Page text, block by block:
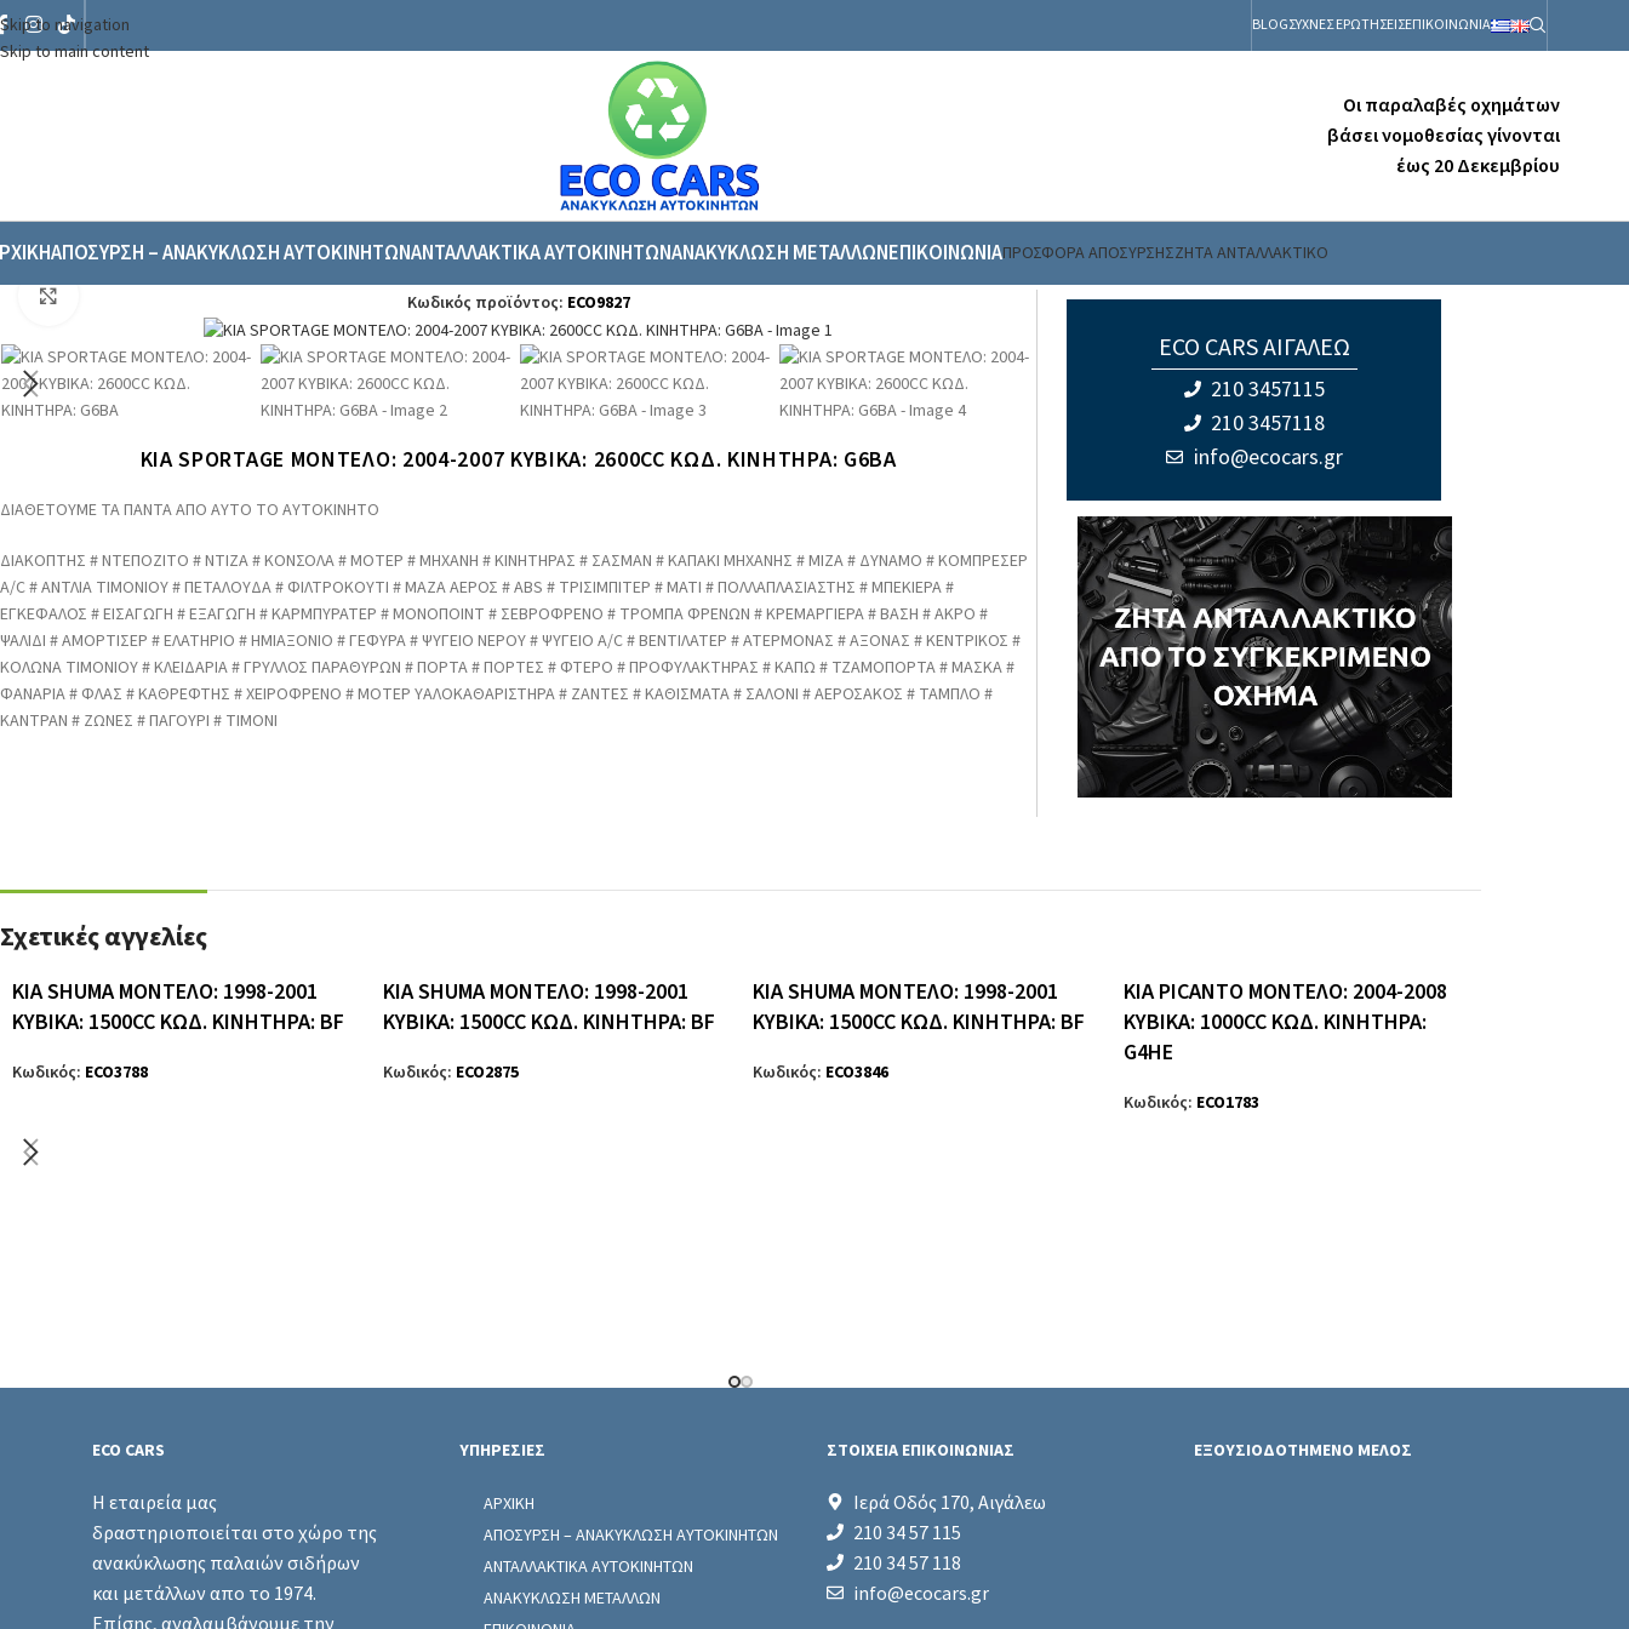
Skip to navigation
Skip to main content
BLOGΣΥΧΝΕΣ ΕΡΩΤΗΣΕΙΣΕΠΙΚΟΙΝΩΝΙΑ
Οι παραλαβές οχημάτων
βάσει νομοθεσίας γίνονται
έως 20 Δεκεμβρίου
ΑΠΟΣΥΡΣΗ – ΑΝΑΚΥΚΛΩΣΗ ΑΥΤΟΚΙΝΗΤΩΝΑΝΤΑΛΛΑΚΤΙΚΑ ΑΥΤΟΚΙΝΗΤΩΝΑΝΑΚΥΚΛΩΣΗ ΜΕΤΑΛΛΩΝΕΠΙΚΟΙΝΩΝΙΑΠΡΟΣΦΟΡΑ ΑΠΟΣΥΡΣΗΣΖΗΤΑ ΑΝΤΑΛΛΑΚΤΙΚΟ
Κωδικός προϊόντος: ECO9827
KIA SPORTAGE ΜΟΝΤΕΛΟ: 2004-2007 ΚΥΒΙΚΑ: 2600CC ΚΩΔ. ΚΙΝΗΤΗΡΑ: G6BA
ΔΙΑΘΕΤΟΥΜΕ ΤΑ ΠΑΝΤΑ ΑΠΟ ΑΥΤΟ ΤΟ ΑΥΤΟΚΙΝΗΤΟ
ΔΙΑΚΟΠΤΗΣ # ΝΤΕΠΟΖΙΤΟ # ΝΤΙΖΑ # ΚΟΝΣΟΛΑ # ΜΟΤΕΡ # ΜΗΧΑΝΗ # ΚΙΝΗΤΗΡΑΣ # ΣΑΣΜΑΝ # ΚΑΠΑΚΙ ΜΗΧΑΝΗΣ # ΜΙΖΑ # ΔΥΝΑΜΟ # ΚΟΜΠΡΕΣΕΡ
A/C # ΑΝΤΛΙΑ ΤΙΜΟΝΙΟΥ # ΠΕΤΑΛΟΥΔΑ # ΦΙΛΤΡΟΚΟΥΤΙ # ΜΑΖΑ ΑΕΡΟΣ # ABS # ΤΡΙΣΙΜΠΙΤΕΡ # ΜΑΤΙ # ΠΟΛΛΑΠΛΑΣΙΑΣΤΗΣ # ΜΠΕΚΙΕΡΑ #
ΕΓΚΕΦΑΛΟΣ # ΕΙΣΑΓΩΓΗ # ΕΞΑΓΩΓΗ # ΚΑΡΜΠΥΡΑΤΕΡ # ΜΟΝΟΠΟΙΝΤ # ΣΕΒΡΟΦΡΕΝΟ # ΤΡΟΜΠΑ ΦΡΕΝΩΝ # ΚΡΕΜΑΡΓΙΕΡΑ # ΒΑΣΗ # ΑΚΡΟ #
ΨΑΛΙΔΙ # ΑΜΟΡΤΙΣΕΡ # ΕΛΑΤΗΡΙΟ # ΗΜΙΑΞΟΝΙΟ # ΓΕΦΥΡΑ # ΨΥΓΕΙΟ ΝΕΡΟΥ # ΨΥΓΕΙΟ A/C # ΒΕΝΤΙΛΑΤΕΡ # ΑΤΕΡΜΟΝΑΣ # ΑΞΟΝΑΣ # ΚΕΝΤΡΙΚΟΣ #
ΚΟΛΩΝΑ ΤΙΜΟΝΙΟΥ # ΚΛΕΙΔΑΡΙΑ # ΓΡΥΛΛΟΣ ΠΑΡΑΘΥΡΩΝ # ΠΟΡΤΑ # ΠΟΡΤΕΣ # ΦΤΕΡΟ # ΠΡΟΦΥΛΑΚΤΗΡΑΣ # ΚΑΠΩ # ΤΖΑΜΟΠΟΡΤΑ # ΜΑΣΚΑ #
ΦΑΝΑΡΙΑ # ΦΛΑΣ # ΚΑΘΡΕΦΤΗΣ # ΧΕΙΡΟΦΡΕΝΟ # ΜΟΤΕΡ ΥΑΛΟΚΑΘΑΡΙΣΤΗΡΑ # ΖΑΝΤΕΣ # ΚΑΘΙΣΜΑΤΑ # ΣΑΛΟΝΙ # ΑΕΡΟΣΑΚΟΣ # ΤΑΜΠΛΟ #
ΚΑΝΤΡΑΝ # ΖΩΝΕΣ # ΠΑΓΟΥΡΙ # ΤΙΜΟΝΙ
ECO CARS ΑΙΓΑΛΕΩ
210 3457115
210 3457118
info@ecocars.gr
Σχετικές αγγελίες
KIA SHUMA ΜΟΝΤΕΛΟ: 1998-2001
ΚΥΒΙΚΑ: 1500CC ΚΩΔ. ΚΙΝΗΤΗΡΑ: BF
Κωδικός: ECO3788
KIA SHUMA ΜΟΝΤΕΛΟ: 1998-2001
ΚΥΒΙΚΑ: 1500CC ΚΩΔ. ΚΙΝΗΤΗΡΑ: BF
Κωδικός: ECO2875
KIA SHUMA ΜΟΝΤΕΛΟ: 1998-2001
ΚΥΒΙΚΑ: 1500CC ΚΩΔ. ΚΙΝΗΤΗΡΑ: BF
Κωδικός: ECO3846
KIA PICANTO ΜΟΝΤΕΛΟ: 2004-2008
ΚΥΒΙΚΑ: 1000CC ΚΩΔ. ΚΙΝΗΤΗΡΑ:
G4HE
Κωδικός: ECO1783
ECO CARS
Η εταιρεία μας
δραστηριοποιείται στο χώρο της
ανακύκλωσης παλαιών σιδήρων
και μετάλλων απο το 1974.
Επίσης, αναλαμβάνουμε την
ΥΠΗΡΕΣΙΕΣ
ΑΡΧΙΚΗ
ΑΠΟΣΥΡΣΗ – ΑΝΑΚΥΚΛΩΣΗ ΑΥΤΟΚΙΝΗΤΩΝ
ΑΝΤΑΛΛΑΚΤΙΚΑ ΑΥΤΟΚΙΝΗΤΩΝ
ΑΝΑΚΥΚΛΩΣΗ ΜΕΤΑΛΛΩΝ
ΣΤΟΙΧΕΙΑ ΕΠΙΚΟΙΝΩΝΙΑΣ
Ιερά Οδός 170, Αιγάλεω
210 34 57 115
210 34 57 118
info@ecocars.gr
ΕΞΟΥΣΙΟΔΟΤΗΜΕΝΟ ΜΕΛΟΣ